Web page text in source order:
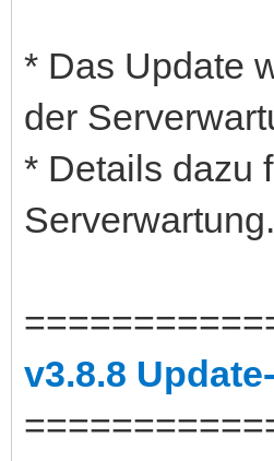
* Das Update
der
* Details dazu
Serverwartung.
v3.8.8